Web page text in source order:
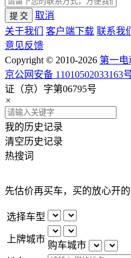
提 交
取消
关于我们
客户端下载 联系我们
意见反馈
Copyright © 2010-2026 第一电
京公网安备 11010502033163
证（京）字第06795号
×
我的历史记录
清空历史记录
热搜词
先估价再买车，买的放心开
选择车型
上牌城市
购车城市